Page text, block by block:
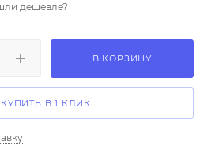
дешевле?
В КОРЗИНУ
КУПИТЬ В 1 КЛИК